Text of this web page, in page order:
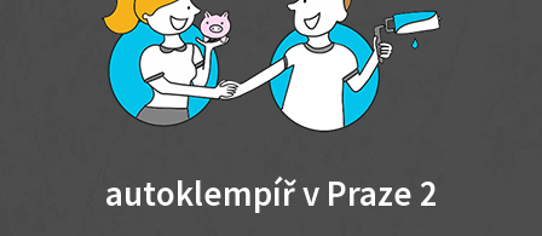
autoklempíř v Praze 2